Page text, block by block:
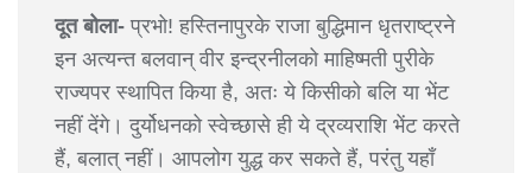
दूत बोला- प्रभो! हस्तिनापुरके राजा बुद्धिमान धृतराष्ट्रने
इन अत्यन्त बलवान् वीर इन्द्रनीलको माहिष्मती पुरीके
राज्यपर स्थापित किया है, अतः ये किसीको बलि या भेंट
नहीं देंगे। दुर्योधनको स्वेच्छासे ही ये द्रव्यराशि भेंट करते
हैं, बलात् नहीं। आपलोग युद्ध कर सकते हैं, परंतु यहाँ